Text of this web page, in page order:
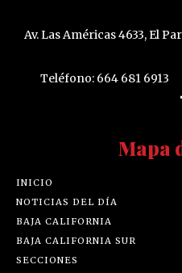
Av. Las Américas 4633, El
Teléfono: 664 681 6913
Mapa
INICIO
NOTICIAS DEL DÍA
BAJA CALIFORNIA
BAJA CALIFORNIA SUR
SECCIONES